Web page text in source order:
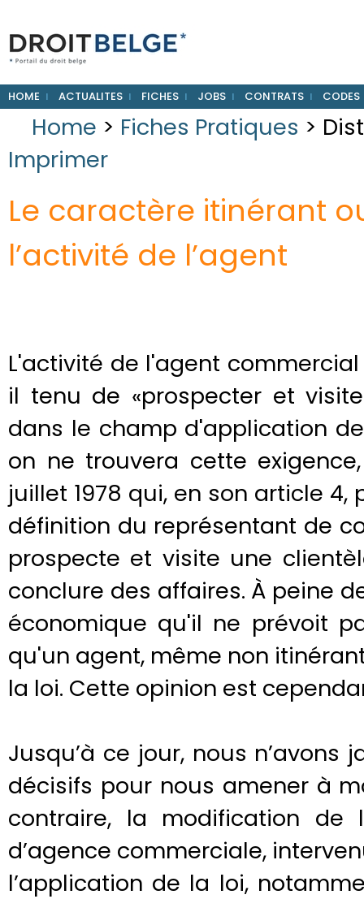
HOME ACTUALITES FICHES JOBS CONTRATS CODES
Home > Fiches Pratiques >
Imprimer
Le caractère itinérant
l’activité de l’agent
L'activité de l'agent
il tenu de «prospecter et
dans le champ d'application
on ne trouvera cette
juillet 1978 qui, en son article
définition du représentant de
prospecte et visite une
conclure des affaires. À peine
économique qu'il ne prévoit
qu'un agent, même non
la loi. Cette opinion est
Jusqu’à ce jour, nous n’avons
décisifs pour nous amener à
contraire, la modification
d’agence commerciale,
l’application de la loi,